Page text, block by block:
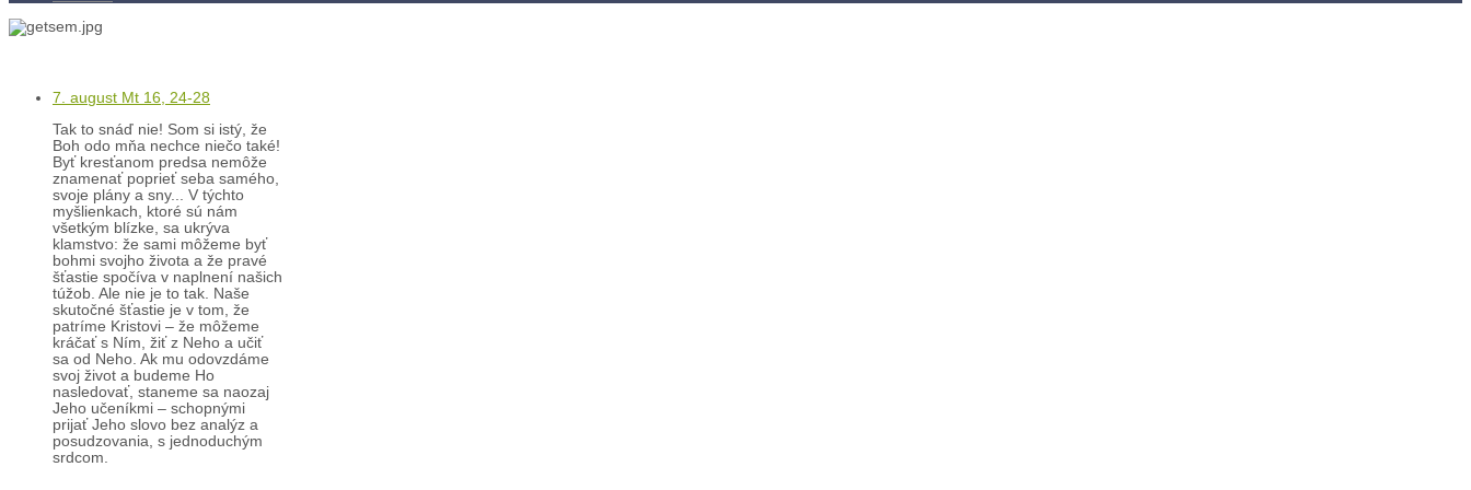
Kontakty
7. august Mt 16, 24-28
Tak to snáď nie! Som si istý, že
Boh odo mňa nechce niečo také!
Byť kresťanom predsa nemôže
znamenať poprieť seba samého,
svoje plány a sny... V týchto
myšlienkach, ktoré sú nám
všetkým blízke, sa ukrýva
klamstvo: že sami môžeme byť
bohmi svojho života a že pravé
šťastie spočíva v naplnení našich
túžob. Ale nie je to tak. Naše
skutočné šťastie je v tom, že
patríme Kristovi – že môžeme
kráčať s Ním, žiť z Neho a učiť
sa od Neho. Ak mu odovzdáme
svoj život a budeme Ho
nasledovať, staneme sa naozaj
Jeho učeníkmi – schopnými
prijať Jeho slovo bez analýz a
posudzovania, s jednoduchým
srdcom.